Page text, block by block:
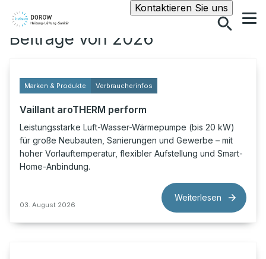
Kontaktieren Sie unsSuche
Beiträge von 2026
Marken & Produkte Verbraucherinfos
Vaillant aroTHERM perform
Leistungsstarke Luft-Wasser-Wärmepumpe (bis 20 kW)
für große Neubauten, Sanierungen und Gewerbe – mit
hoher Vorlauftemperatur, flexibler Aufstellung und Smart-
Home-Anbindung.
03. August 2026
Weiterlesen